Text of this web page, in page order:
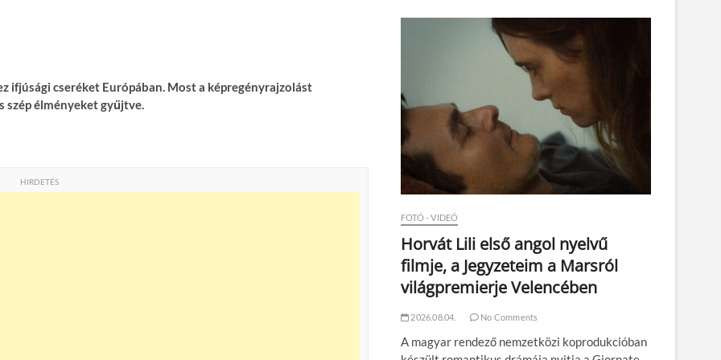
ifjúsági cseréket Európában. Most a képregényrajzolást
szép élményeket gyűjtve.
HIRDETÉS
FOTÓ - VIDEÓ
Horvát Lili első angol nyelvű
filmje, a Jegyzeteim a Marsról
világpremierje Velencében
2026.08.04. No Comments
A magyar rendező nemzetközi koprodukcióban